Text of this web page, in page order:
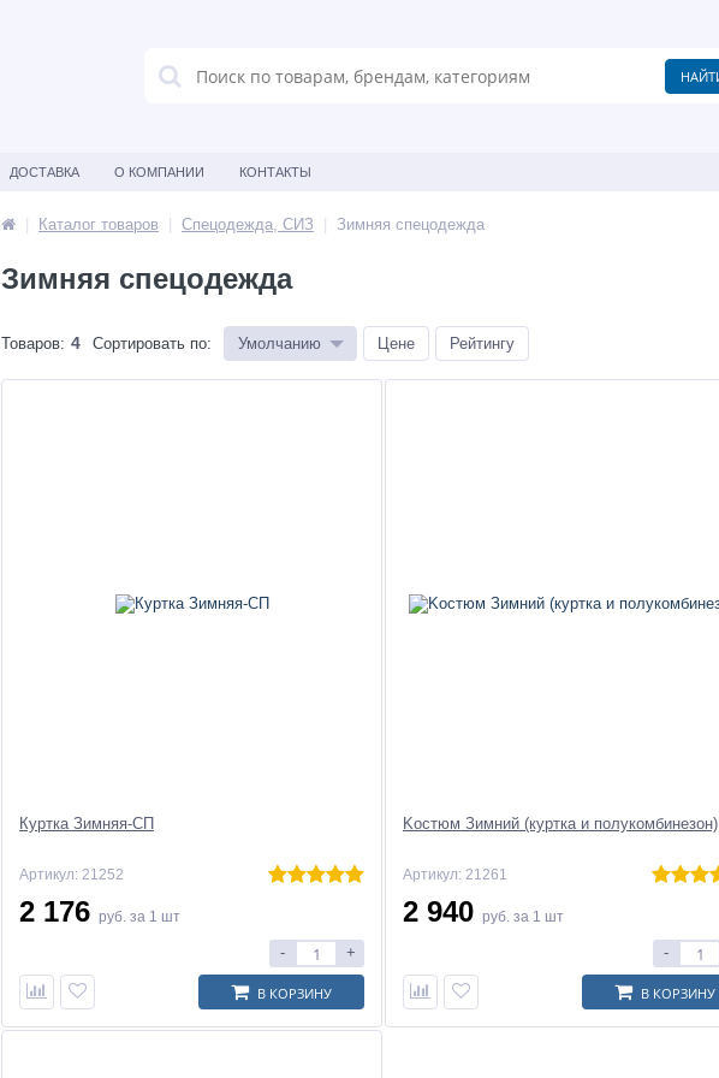
ДОСТАВКА О КОМПАНИИ КОНТАКТЫ
Каталог товаров Спецодежда, СИЗ Зимняя спецодежда
Зимняя спецодежда
Товаров: 4 Сортировать по: Умолчанию Цене Рейтингу
Куртка Зимняя-СП
Артикул: 21252
2 176 руб. за 1 шт
- +
В КОРЗИНУ
Kостюм Зимний (куртка и полукомбинезон)
Артикул: 21261
2 940 руб. за 1 шт
-
В КОРЗИНУ